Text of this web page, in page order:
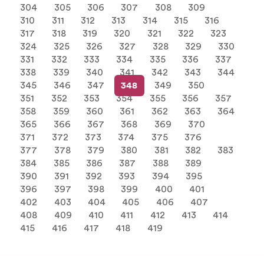
304
305 306 307 308
309
310
311 312 313 314 315
316
317
318 319 320 321 322
323
324
325 326 327 328 329
330
331
332 333 334 335 336
337
338
339 340 341 342 343
344
345
346 347 348 349
350
351
352 353 354 355 356
357
358
359 360 361 362 363
364
365
366 367 368 369
370
371
372 373 374 375
376
377
378 379 380 381 382
383
384
385 386 387 388
389
390
391 392 393 394
395
396
397 398 399 400
401
402
403 404 405 406
407
408
409 410 411 412 413
414
415
416 417 418 419